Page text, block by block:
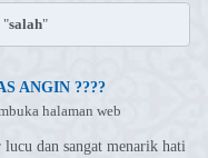
"salah"
ANGIN ????
halaman web
dan sangat menarik hati